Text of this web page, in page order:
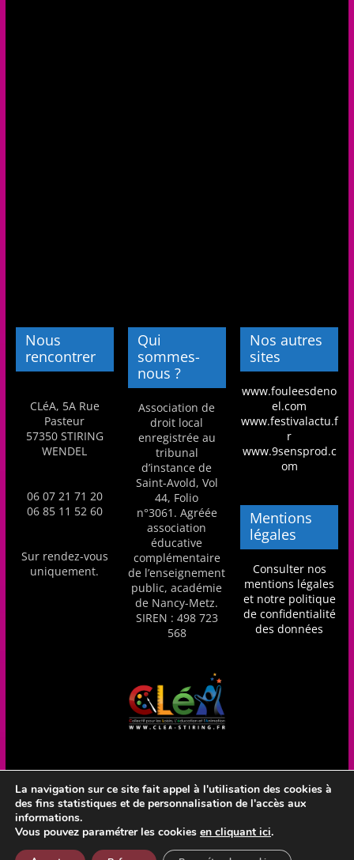
Nous
rencontrer
CLéA, 5A Rue
Pasteur
57350 STIRING
WENDEL
06 07 21 71 20
06 85 11 52 60
Sur rendez-vous
uniquement.
Qui
sommes-
nous ?
Association de
droit local
enregistrée au
tribunal
d’instance de
Saint-Avold, Vol
44, Folio
n°3061. Agréée
association
éducative
complémentaire
de l’enseignement
public, académie
de Nancy-Metz.
SIREN : 498 723
568
Nos autres
sites
www.fouleesdeno
el.com
www.festivalactu.f
r
www.9sensprod.c
om
Mentions
légales
Consulter nos
mentions légales
et notre politique
de confidentialité
des données
Réalisation Frédéric Amella - CLéA Stiring-Wendel - Hébergé
en France par OVH
La navigation sur ce site fait appel à l'utilisation des cookies à
des fins statistiques et de personnalisation de l'accès aux
informations.
Vous pouvez paramétrer les cookies en cliquant ici.